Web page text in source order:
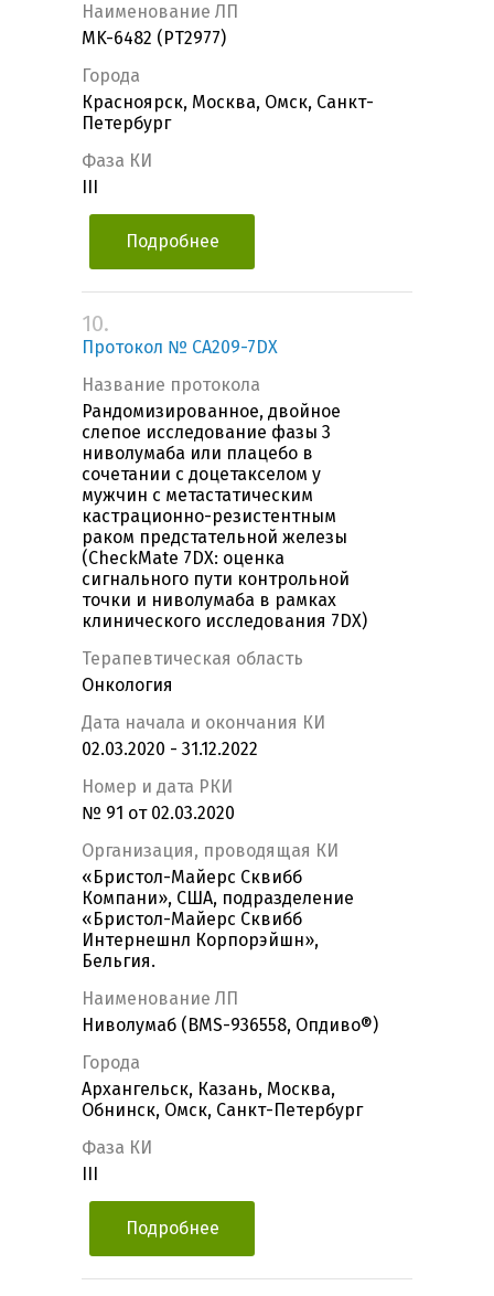
Наименование ЛП
MK-6482 (PT2977)
Города
Красноярск, Москва, Омск, Санкт-
Петербург
Фаза КИ
Подробнее
10.
Протокол № CA209-7DX
Название протокола
Рандомизированное, двойное
слепое исследование фазы 3
ниволумаба или плацебо в
сочетании с доцетакселом у
мужчин с метастатическим
кастрационно-резистентным
раком предстательной железы
(CheckMate 7DX: оценка
сигнального пути контрольной
точки и ниволумаба в рамках
клинического исследования 7DX)
Терапевтическая область
Онкология
Дата начала и окончания КИ
02.03.2020 - 31.12.2022
Номер и дата РКИ
№ 91 от 02.03.2020
Организация, проводящая КИ
«Бристол-Майерс Сквибб
Компани», США, подразделение
«Бристол-Майерс Сквибб
Интернешнл Корпорэйшн»,
Бельгия.
Наименование ЛП
Ниволумаб (BMS-936558, Опдиво®)
Города
Архангельск, Казань, Москва,
Обнинск, Омск, Санкт-Петербург
Фаза КИ
Подробнее